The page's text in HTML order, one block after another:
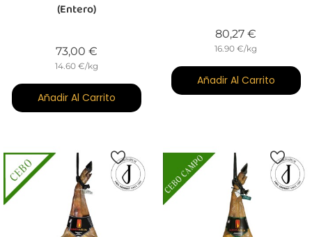
(entero)
73,00 €Precio
14.60 €/kg
Añadir Al Carrito
80,27 €
16.90 €/kg
Añadir Al Carrito